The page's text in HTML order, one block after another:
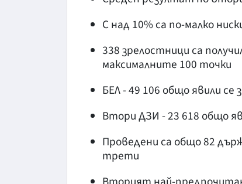
С над 10% са по-малко
338 зрелостници са
максималните 100 точки
БЕЛ - 49 106 общо явили се
Втори ДЗИ - 23 618 общо
Проведени са общо 82
трети